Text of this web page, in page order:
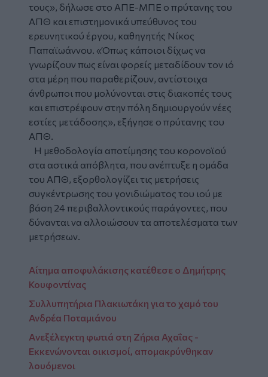
τους», δήλωσε στο ΑΠΕ-ΜΠΕ ο πρύτανης του
ΑΠΘ και επιστημονικά υπεύθυνος του
ερευνητικού έργου, καθηγητής Νίκος
Παπαϊωάννου. «Όπως κάποιοι δίχως να
γνωρίζουν πως είναι φορείς μεταδίδουν τον ιό
στα μέρη που παραθερίζουν, αντίστοιχα
άνθρωποι που μολύνονται στις διακοπές τους
και επιστρέφουν στην πόλη δημιουργούν νέες
εστίες μετάδοσης», εξήγησε ο πρύτανης του
ΑΠΘ.
Η μεθοδολογία αποτίμησης του κορονοϊού
στα αστικά απόβλητα, που ανέπτυξε η ομάδα
του ΑΠΘ, εξορθολογίζει τις μετρήσεις
συγκέντρωσης του γονιδιώματος του ιού με
βάση 24 περιβαλλοντικούς παράγοντες, που
δύνανται να αλλοιώσουν τα αποτελέσματα των
μετρήσεων.
Αίτημα αποφυλάκισης κατέθεσε ο Δημήτρης
Κουφοντίνας
Συλλυπητήρια Πλακιωτάκη για το χαμό του
Ανδρέα Ποταμιάνου
Aνεξέλεγκτη φωτιά στη Ζήρια Αχαΐας -
Εκκενώνονται οικισμοί, απομακρύνθηκαν
λουόμενοι